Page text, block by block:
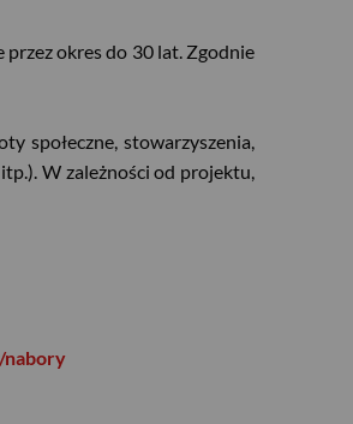
przez okres do 30 lat. Zgodnie
społeczne, stowarzyszenia,
W zależności od projektu,